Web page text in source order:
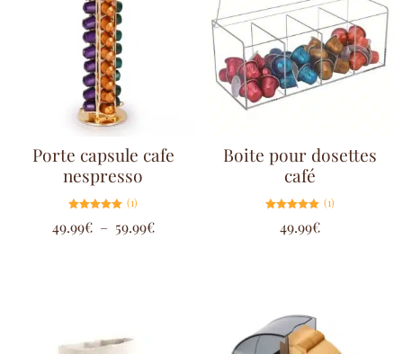
Porte capsule cafe
nespresso
5.00
sur 5
(1)
49.99€ – 59.99€
Boite pour dosettes
café
5.00
sur 5
(1)
49.99€